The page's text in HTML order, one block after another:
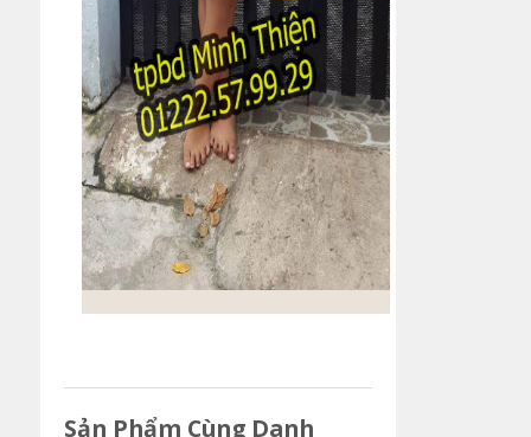
Sản Phẩm Cùng Danh